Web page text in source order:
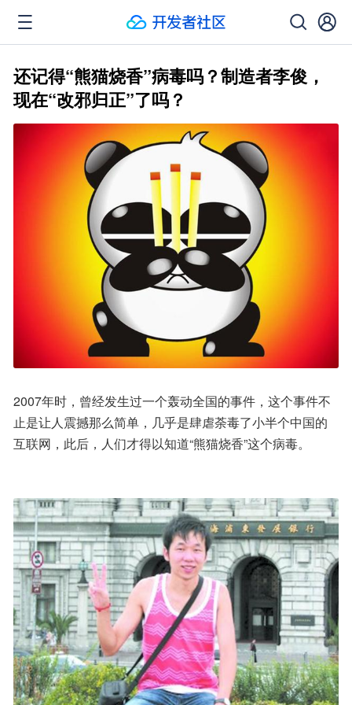
还记得“熊猫烧香”病毒吗？制造者李俊，
现在“改邪归正”了吗？
2007年时，曾经发生过一个轰动全国的事件，这个事件不
止是让人震撼那么简单，几乎是肆虐荼毒了小半个中国的
互联网，此后，人们才得以知道“熊猫烧香”这个病毒。